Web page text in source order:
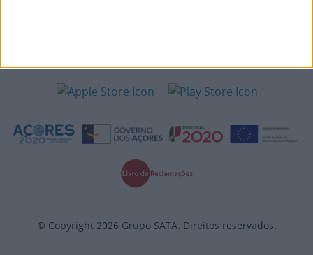
© Copyright 2026 Grupo SATA. Direitos reservados.